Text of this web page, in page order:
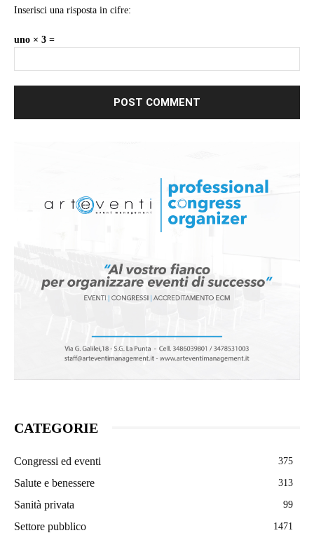
Inserisci una risposta in cifre:
uno × 3 =
CATEGORIE
Congressi ed eventi 375
Salute e benessere 313
Sanità privata 99
Settore pubblico 1471